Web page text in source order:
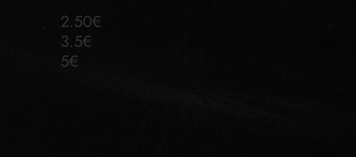
2.50€
3.5€
5€